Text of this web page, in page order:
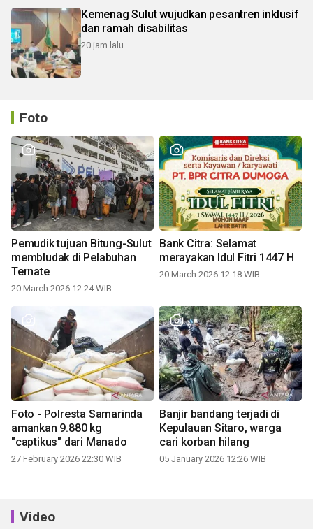
Kemenag Sulut wujudkan pesantren inklusif
dan ramah disabilitas
20 jam lalu
Foto
Pemudik tujuan Bitung-Sulut
membludak di Pelabuhan
Ternate
20 March 2026 12:24 WIB
Bank Citra: Selamat
merayakan Idul Fitri 1447 H
20 March 2026 12:18 WIB
Foto - Polresta Samarinda
amankan 9.880 kg
"captikus" dari Manado
27 February 2026 22:30 WIB
Banjir bandang terjadi di
Kepulauan Sitaro, warga
cari korban hilang
05 January 2026 12:26 WIB
Video